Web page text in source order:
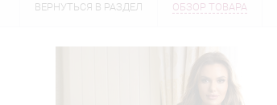
ВЕРНУТЬСЯ В РАЗДЕЛ ОБЗОР ТОВАРА